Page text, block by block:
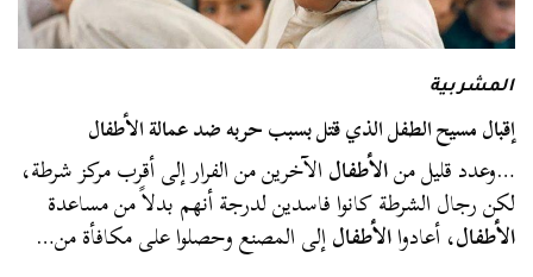
المشربية
إقبال مسيح الطفل الذي قتل بسبب حربه ضد عمالة الأطفال
…وعدد قليل منالأطفالالآخرين من الفرار إلى أقرب مركز شرطة،
لكن رجال الشرطة كانوا فاسدين لدرجة أنهم بدلاً من مساعدة
الأطفال، أعادواالأطفالإلى المصنع وحصلوا على مكافأة من…